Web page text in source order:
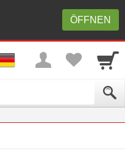
ÖFFNEN